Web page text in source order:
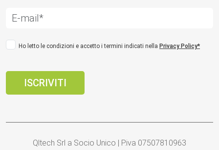
Ho letto le condizioni e accetto i termini indicati nella Privacy Policy*
Qltech Srl a Socio Unico | P.iva 07507810963